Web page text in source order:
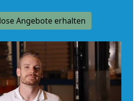
Angebote erhalten